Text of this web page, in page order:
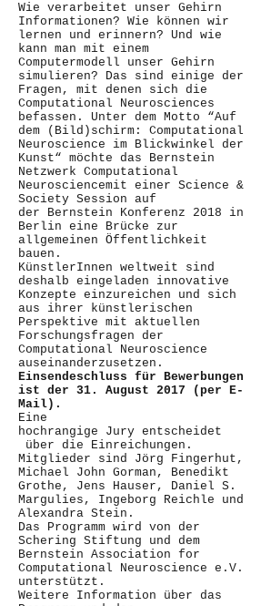
Wie verarbeitet unser Gehirn
Informationen? Wie können wir
lernen und erinnern? Und wie
kann man mit einem
Computermodell unser Gehirn
simulieren? Das sind einige der
Fragen, mit denen sich die
Computational Neurosciences
befassen. Unter dem Motto “Auf
dem (Bild)schirm: Computational
Neuroscience im Blickwinkel der
Kunst“ möchte das Bernstein
Netzwerk Computational
Neurosciencemit einer Science &
Society Session auf
der Bernstein Konferenz 2018 in
Berlin eine Brücke zur
allgemeinen Öffentlichkeit
bauen.
KünstlerInnen weltweit sind
deshalb eingeladen innovative
Konzepte einzureichen und sich
aus ihrer künstlerischen
Perspektive mit aktuellen
Forschungsfragen der
Computational Neuroscience
auseinanderzusetzen.
Einsendeschluss für Bewerbungen
ist der 31. August 2017 (per E-
Mail).
Eine
hochrangige Jury entscheidet
über die Einreichungen.
Mitglieder sind Jörg Fingerhut,
Michael John Gorman, Benedikt
Grothe, Jens Hauser, Daniel S.
Margulies, Ingeborg Reichle und
Alexandra Stein.
Das Programm wird von der
Schering Stiftung und dem
Bernstein Association for
Computational Neuroscience e.V.
unterstützt.
Weitere Information über das